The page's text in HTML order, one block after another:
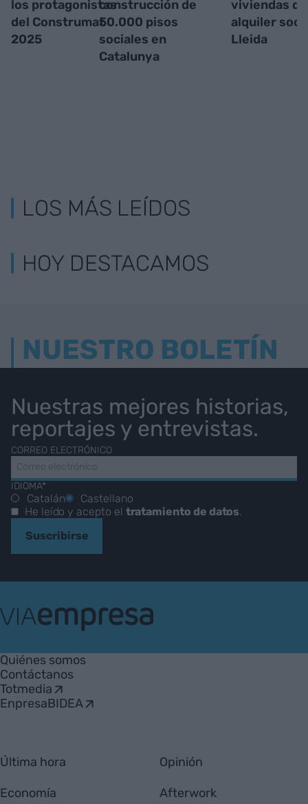
los protagonistas
del Construmat
2025
construcción de
50.000 pisos
sociales en
Catalunya
viviendas de
alquiler
Lleida
LOS MÁS LEÍDOS
HOY DESTACAMOS
NUESTRO BOLETÍN
Nuestras mejores historias,
reportajes y entrevistas.
CORREO ELECTRÓNICO
IDIOMA*
Catalán
Castellano
He leído y acepto el tratamiento de datos.
Suscribirse
Empresa
Quiénes somos
Contáctanos
Totmedia
EnpresaBIDEA
Última hora
Economía
Opinión
Afterwork